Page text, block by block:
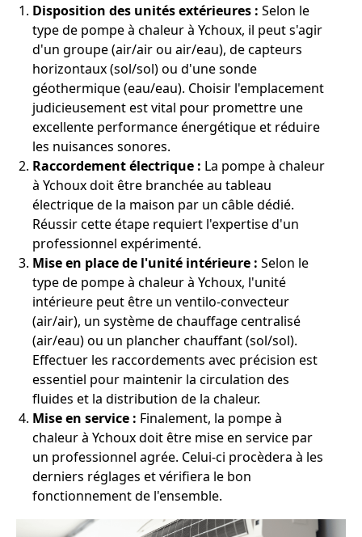
Disposition des unités extérieures : Selon le
type de pompe à chaleur à Ychoux, il peut s'agir
d'un groupe (air/air ou air/eau), de capteurs
horizontaux (sol/sol) ou d'une sonde
géothermique (eau/eau). Choisir l'emplacement
judicieusement est vital pour promettre une
excellente performance énergétique et réduire
les nuisances sonores.
Raccordement électrique : La pompe à chaleur
à Ychoux doit être branchée au tableau
électrique de la maison par un câble dédié.
Réussir cette étape requiert l'expertise d'un
professionnel expérimenté.
Mise en place de l'unité intérieure : Selon le
type de pompe à chaleur à Ychoux, l'unité
intérieure peut être un ventilo-convecteur
(air/air), un système de chauffage centralisé
(air/eau) ou un plancher chauffant (sol/sol).
Effectuer les raccordements avec précision est
essentiel pour maintenir la circulation des
fluides et la distribution de la chaleur.
Mise en service : Finalement, la pompe à
chaleur à Ychoux doit être mise en service par
un professionnel agrée. Celui-ci procèdera à les
derniers réglages et vérifiera le bon
fonctionnement de l'ensemble.